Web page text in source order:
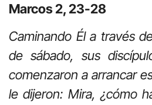
Marcos 2, 23-28
Caminando Él a través
de sábado, sus
comenzaron a arrancar
le dijeron: Mira, ¿cómo